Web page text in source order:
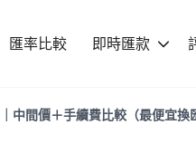
匯率比較 即時匯款
中間價＋手續費比較（最便宜換